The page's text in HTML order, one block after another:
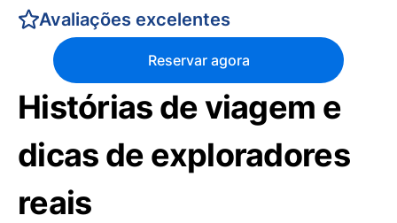
Avaliações excelentes
Reservar agora
Histórias de viagem e
dicas de exploradores
reais